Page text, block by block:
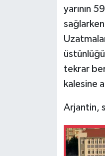
yarının
tekrar
kalesine
Arjantin,